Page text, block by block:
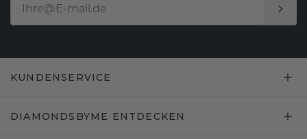
KUNDENSERVICE
DIAMONDSBYME ENTDECKEN